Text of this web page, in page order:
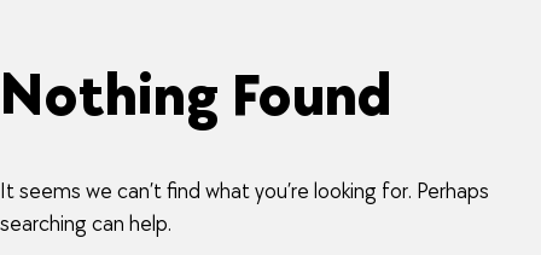
Nothing Found
It seems we can’t find what you’re looking for. Perhaps
searching can help.